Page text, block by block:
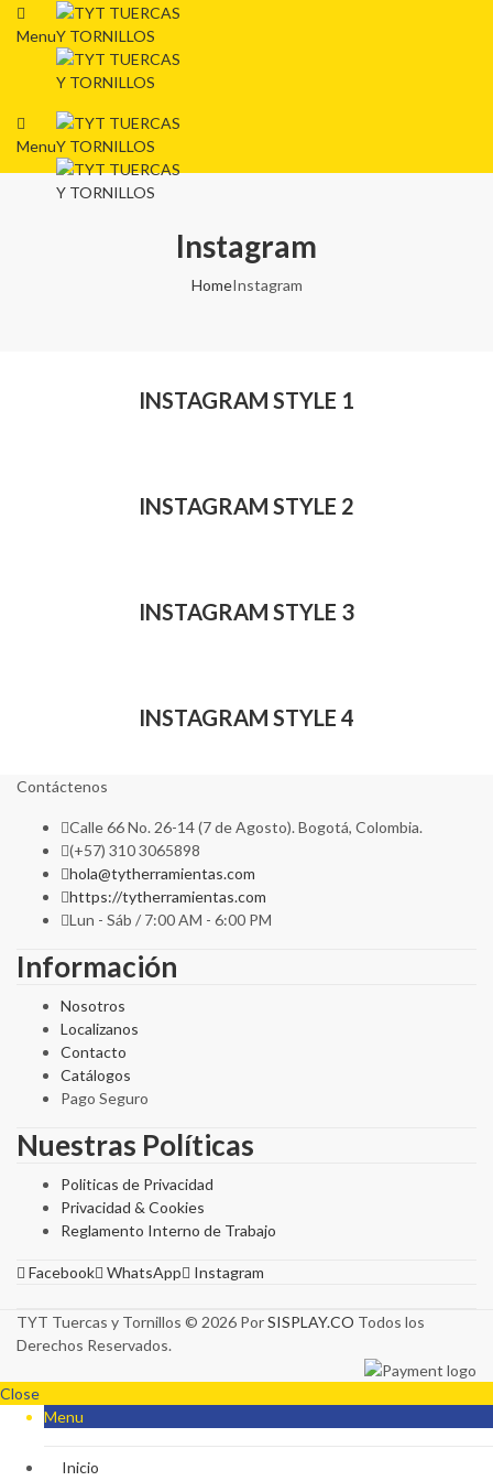
Menu
Menu
Instagram
HomeInstagram
INSTAGRAM STYLE 1
INSTAGRAM STYLE 2
INSTAGRAM STYLE 3
INSTAGRAM STYLE 4
Contáctenos
Calle 66 No. 26-14 (7 de Agosto). Bogotá, Colombia.
(+57) 310 3065898
hola@tytherramientas.com
https://tytherramientas.com
Lun - Sáb / 7:00 AM - 6:00 PM
Información
Nosotros
Localizanos
Contacto
Catálogos
Pago Seguro
Nuestras Políticas
Politicas de Privacidad
Privacidad & Cookies
Reglamento Interno de Trabajo
Facebook WhatsApp Instagram
TYT Tuercas y Tornillos © 2026 PorSISPLAY.CO Todos los
Derechos Reservados.
Close
Menu
Inicio